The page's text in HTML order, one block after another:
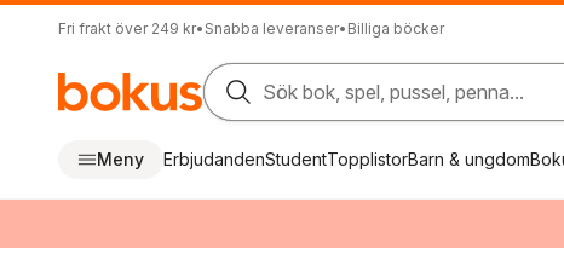
Fri frakt över 249 kr• Snabba leveranser• Billiga böcker
Sök bok, spel, pussel, penna...
Meny ErbjudandenStudentTopplistorBarn & ungdom